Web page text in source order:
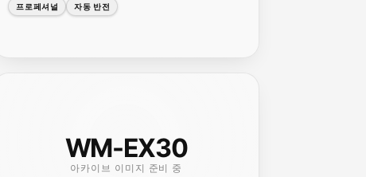
프로페셔널 자동 반전
WM-EX30
아카이브 이미지 준비 중